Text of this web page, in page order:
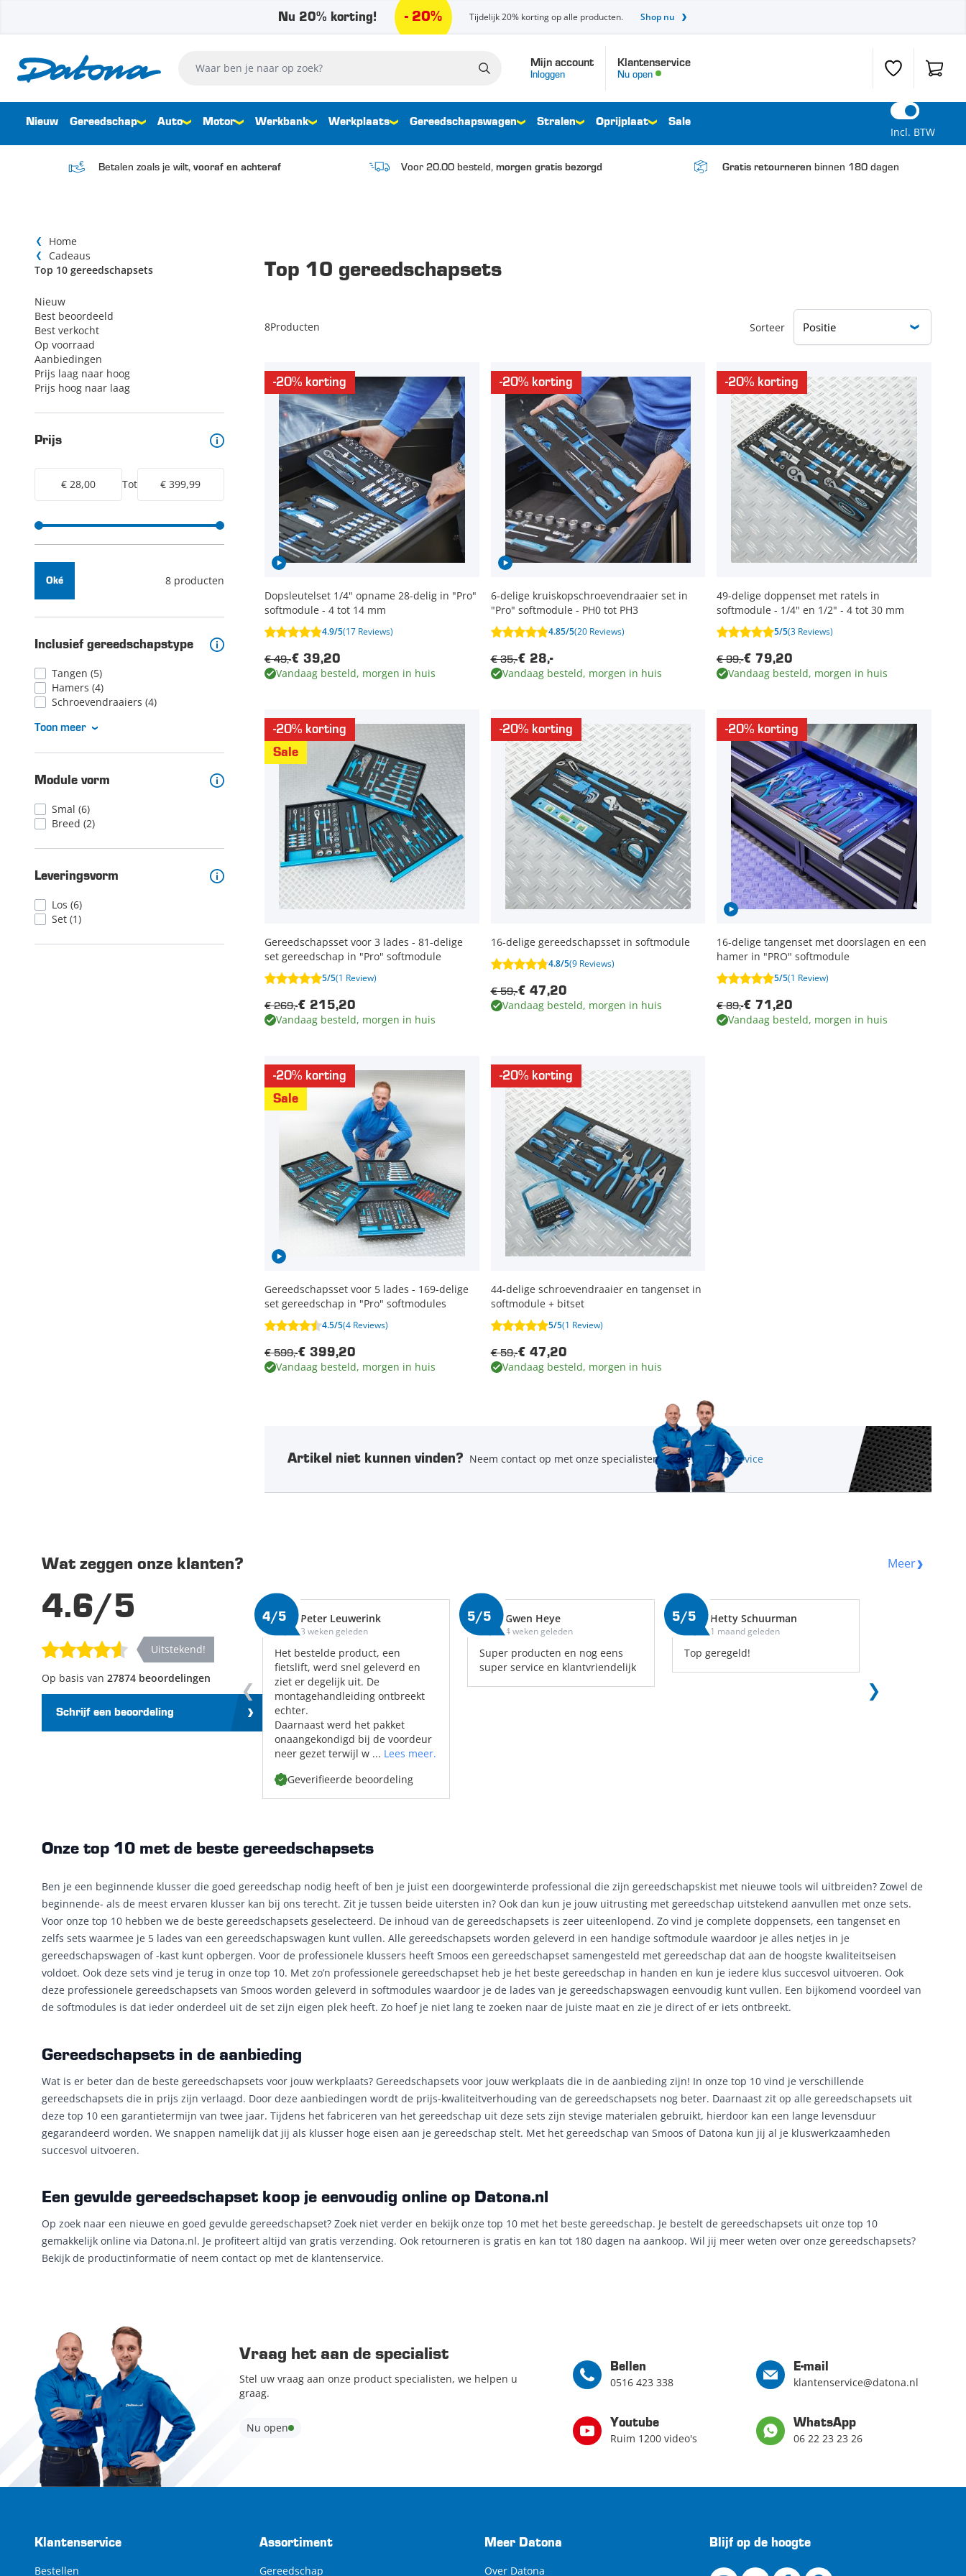
Nu 20% korting! - 20% Tijdelijk 20% korting op alle producten. Shop nu
Mijn account
Inloggen
Klantenservice
Nu open Verlanglijst
Waar ben je naar op zoek?
Nieuw Gereedschap Auto Motor Werkbank Werkplaats Gereedschapswagen Stralen Oprijplaat Sale
Incl. BTW
Betalen zoals je wilt,vooraf en achteraf Voor 20.00 besteld, morgen gratis bezorgd Gratis retournerenbinnen 180 dagen
Home
Cadeaus
Top 10 gereedschapsets
Nieuw
Best beoordeeld
Best verkocht
Op voorraad
Aanbiedingen
Prijs laag naar hoog
Prijs hoog naar laag
Prijs
€ 28,00 Tot € 399,99
8 producten
Oké
Inclusief gereedschapstype
Tangen (5)
Hamers (4)
Schroevendraaiers (4)
Toon meer
Module vorm
Smal (6)
Breed (2)
Leveringsvorm
Los (6)
Set (1)
Top 10 gereedschapsets
8Producten Sorteer
-20% korting
Dopsleutelset 1/4" opname 28-delig in "Pro"
softmodule - 4 tot 14 mm
4.9/5(17 Reviews)
€ 39,20
€ 49,-
Vandaag besteld, morgen in huis
-20% korting
6-delige kruiskopschroevendraaier set in
"Pro" softmodule - PH0 tot PH3
4.85/5(20 Reviews)
€ 28,-
€ 35,-
Vandaag besteld, morgen in huis
-20% korting
49-delige doppenset met ratels in
softmodule - 1/4" en 1/2" - 4 tot 30 mm
5/5(3 Reviews)
€ 79,20
€ 99,-
Vandaag besteld, morgen in huis
-20% korting
Sale
Gereedschapsset voor 3 lades - 81-delige
set gereedschap in "Pro" softmodule
5/5(1 Review)
€ 215,20
€ 269,-
Vandaag besteld, morgen in huis
-20% korting
16-delige gereedschapsset in softmodule
4.8/5(9 Reviews)
€ 47,20
€ 59,-
Vandaag besteld, morgen in huis
-20% korting
16-delige tangenset met doorslagen en een
hamer in "PRO" softmodule
5/5(1 Review)
€ 71,20
€ 89,-
Vandaag besteld, morgen in huis
-20% korting
Sale
Gereedschapsset voor 5 lades - 169-delige
set gereedschap in "Pro" softmodules
4.5/5(4 Reviews)
€ 399,20
€ 599,-
Vandaag besteld, morgen in huis
-20% korting
44-delige schroevendraaier en tangenset in
softmodule + bitset
5/5(1 Review)
€ 47,20
€ 59,-
Vandaag besteld, morgen in huis
Artikel niet kunnen vinden? Neem contact op met onze specialisten via deklantenservice
Wat zeggen onze klanten? Meer
4.6/5
Uitstekend!
Op basis van 27874 beoordelingen
Schrijf een beoordeling
4/5 Peter Leuwerink
3 weken geleden
Het bestelde product, een
fietslift, werd snel geleverd en
ziet er degelijk uit. De
montagehandleiding ontbreekt
echter.
Daarnaast werd het pakket
onaangekondigd bij de voordeur
neer gezet terwijl w ... Lees meer.
Geverifieerde beoordeling
5/5 Gwen Heye
4 weken geleden
Super producten en nog eens
super service en klantvriendelijk
5/5 Hetty Schuurman
1 maand geleden
Top geregeld!
Onze top 10 met de beste gereedschapsets
Ben je een beginnende klusser die goed gereedschap nodig heeft of ben je juist een doorgewinterde professional die zijn gereedschapskist met nieuwe tools wil uitbreiden? Zowel de
beginnende- als de meest ervaren klusser kan bij ons terecht. Zit je tussen beide uitersten in? Ook dan kun je jouw uitrusting met gereedschap uitstekend aanvullen met onze sets.
Voor onze top 10 hebben we de beste gereedschapsets geselecteerd. De inhoud van de gereedschapsets is zeer uiteenlopend. Zo vind je complete doppensets, een tangenset en
zelfs sets waarmee je 5 lades van een gereedschapswagen kunt vullen. Alle gereedschapsets worden geleverd in een handige softmodule waardoor je alles netjes in je
gereedschapswagen of -kast kunt opbergen. Voor de professionele klussers heeft Smoos een gereedschapset samengesteld met gereedschap dat aan de hoogste kwaliteitseisen
voldoet. Ook deze sets vind je terug in onze top 10. Met zo’n professionele gereedschapset heb je het beste gereedschap in handen en kun je iedere klus succesvol uitvoeren. Ook
deze professionele gereedschapsets van Smoos worden geleverd in softmodules waardoor je de lades van je gereedschapswagen eenvoudig kunt vullen. Een bijkomend voordeel van
de softmodules is dat ieder onderdeel uit de set zijn eigen plek heeft. Zo hoef je niet lang te zoeken naar de juiste maat en zie je direct of er iets ontbreekt.
Gereedschapsets in de aanbieding
Wat is er beter dan de beste gereedschapsets voor jouw werkplaats? Gereedschapsets voor jouw werkplaats die in de aanbieding zijn! In onze top 10 vind je verschillende
gereedschapsets die in prijs zijn verlaagd. Door deze aanbiedingen wordt de prijs-kwaliteitverhouding van de gereedschapsets nog beter. Daarnaast zit op alle gereedschapsets uit
deze top 10 een garantietermijn van twee jaar. Tijdens het fabriceren van het gereedschap uit deze sets zijn stevige materialen gebruikt, hierdoor kan een lange levensduur
gegarandeerd worden. We snappen namelijk dat jij als klusser hoge eisen aan je gereedschap stelt. Met het gereedschap van Smoos of Datona kun jij al je kluswerkzaamheden
succesvol uitvoeren.
Een gevulde gereedschapset koop je eenvoudig online op Datona.nl
Op zoek naar een nieuwe en goed gevulde gereedschapset? Zoek niet verder en bekijk onze top 10 met het beste gereedschap. Je bestelt de gereedschapsets uit onze top 10
gemakkelijk online via Datona.nl. Je profiteert altijd van gratis verzending. Ook retourneren is gratis en kan tot 180 dagen na aankoop. Wil jij meer weten over onze gereedschapsets?
Bekijk de productinformatie of neem contact op met de klantenservice.
Vraag het aan de specialist
Stel uw vraag aan onze product specialisten, we helpen u
graag.
Nu open
Bellen
0516 423 338
E-mail
klantenservice@datona.nl
Youtube
Ruim 1200 video's
WhatsApp
06 22 23 23 26
Klantenservice
Bestellen
Assortiment
Gereedschap
Meer Datona
Over Datona
Blijf op de hoogte